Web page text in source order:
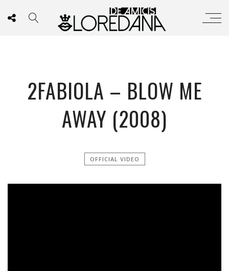
2FABIOLA – BLOW ME
AWAY (2008)
OFFICIAL VIDEO